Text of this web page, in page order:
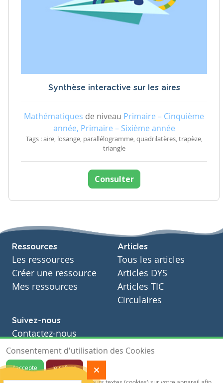
Synthèse interactive sur les aires
Mathématiques de niveau Primaire – Cinquième
année, Primaire – Sixième année
Tags : aire, losange, parallélogramme, quadrilatères, trapèze,
triangle
Consulter
Ressources
Les ressources
Créer une ressource
Mes ressources
Articles
Tous les articles
Articles DYS
Articles TIC
Circulaires
Suivez-nous
Contactez-nous
Soutien scolaire
Notre page Facebook
S'inscrire à notre newsletter
Consentement d'utilisation des Cookies
J'accepte
Je refuse